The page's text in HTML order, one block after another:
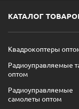
КАТАЛОГ
Квадрокоптеры
Радиоуправляемые
оптом
Радиоуправляемые
самолеты оптом